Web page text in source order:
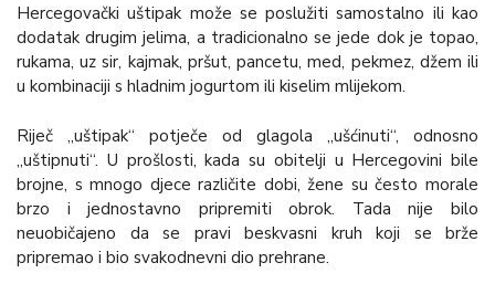
Hercegovački uštipak može se poslužiti samostalno ili kao
dodatak drugim jelima, a tradicionalno se jede dok je topao,
rukama, uz sir, kajmak, pršut, pancetu, med, pekmez, džem ili
u kombinaciji s hladnim jogurtom ili kiselim mlijekom.
Riječ „uštipak“ potječe od glagola „ušćinuti“, odnosno
„uštipnuti“. U prošlosti, kada su obitelji u Hercegovini bile
brojne, s mnogo djece različite dobi, žene su često morale
brzo i jednostavno pripremiti obrok. Tada nije bilo
neuobičajeno da se pravi beskvasni kruh koji se brže
pripremao i bio svakodnevni dio prehrane.